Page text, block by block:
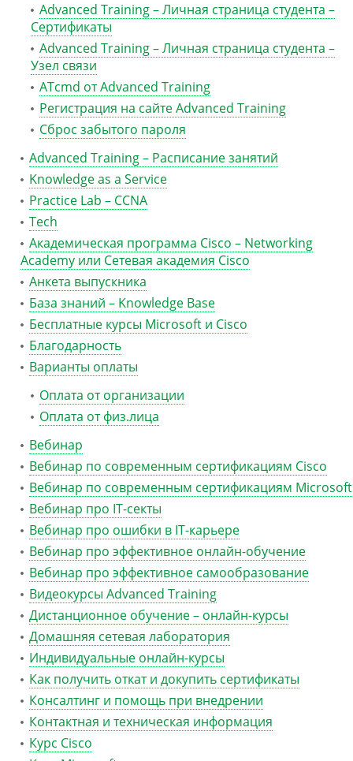
Advanced Training – Личная страница студента –
Сертификаты
Advanced Training – Личная страница студента –
Узел связи
ATcmd от Advanced Training
Регистрация на сайте Advanced Training
Сброс забытого пароля
Advanced Training – Расписание занятий
Knowledge as a Service
Practice Lab – CCNA
Tech
Академическая программа Cisco – Networking
Academy или Сетевая академия Cisco
Анкета выпускника
База знаний – Knowledge Base
Бесплатные курсы Microsoft и Cisco
Благодарность
Варианты оплаты
Оплата от организации
Оплата от физ.лица
Вебинар
Вебинар по современным сертификациям Cisco
Вебинар по современным сертификациям Microsoft
Вебинар про IT-секты
Вебинар про ошибки в IT-карьере
Вебинар про эффективное онлайн-обучение
Вебинар про эффективное самообразование
Видеокурсы Advanced Training
Дистанционное обучение – онлайн-курсы
Домашняя сетевая лаборатория
Индивидуальные онлайн-курсы
Как получить откат и докупить сертификаты
Консалтинг и помощь при внедрении
Контактная и техническая информация
Курс Cisco